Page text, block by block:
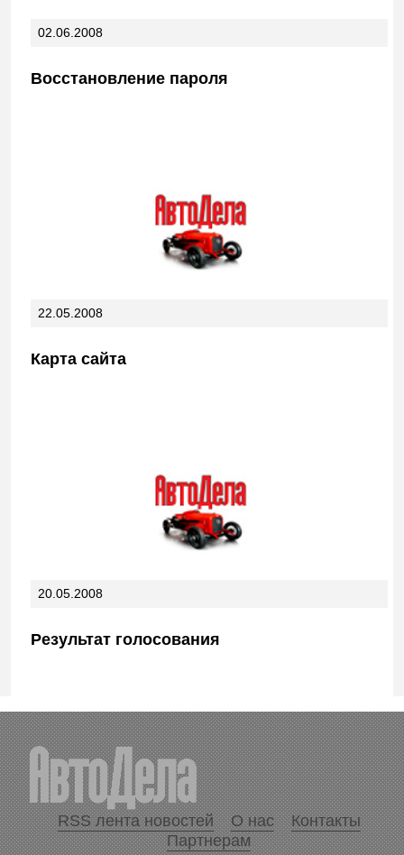
02.06.2008
Восстановление пароля
22.05.2008
Карта сайта
20.05.2008
Результат голосования
RSS лента новостей О нас
Контакты
Партнерам